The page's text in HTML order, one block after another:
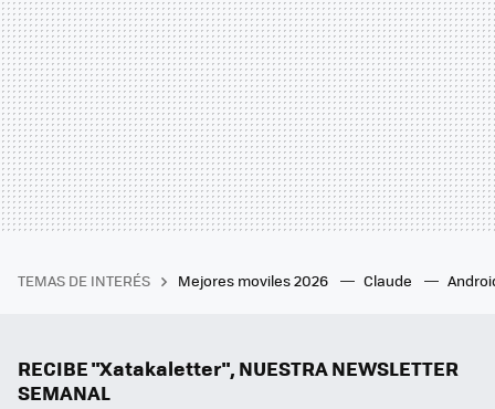
TEMAS DE INTERÉS Mejores moviles 2026 Claude
RECIBE "Xatakaletter", NUESTRA NEWSLETTER
SEMANAL